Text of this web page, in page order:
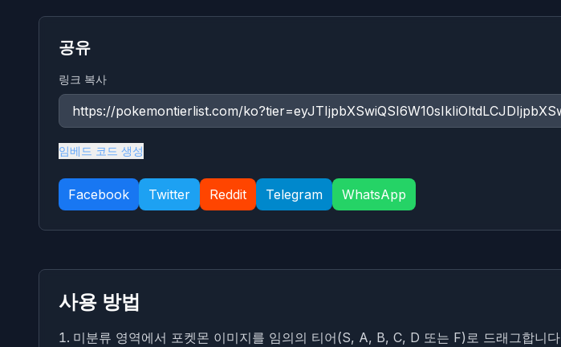
공유
링크 복사
임베드 코드 생성
Facebook Twitter Reddit Telegram WhatsApp
사용 방법
미분류 영역에서 포켓몬 이미지를 임의의 티어(S, A, B, C, D 또는 F)로 드래그합니다